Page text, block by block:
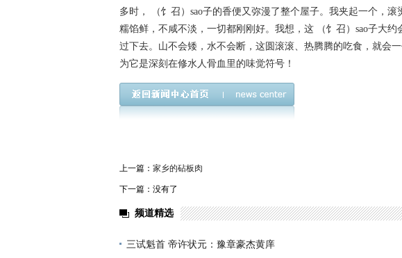
多时， （饣召）sao子的香便又弥漫了整个屋子。我夹起一个，
糯馅鲜，不咸不淡，一切都刚刚好。我想，这 （饣召）sao子大
过下去。山不会矮，水不会断，这圆滚滚、热腾腾的吃食，就会
为它是深刻在修水人骨血里的味觉符号！
上一篇： 家乡的砧板肉
下一篇：没有了
频道精选
三试魁首 帝许状元：豫章豪杰黄庠